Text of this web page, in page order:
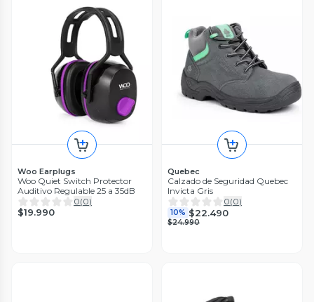
Woo Earplugs
Woo Quiet Switch Protector
Auditivo Regulable 25 a 35dB
0(0)
$19.990
Quebec
Calzado de Seguridad Quebec
Invicta Gris
0(0)
10% $22.490
$24.990